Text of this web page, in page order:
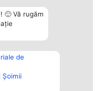
🙂 Vă rugăm
de
Șoimii
Contact